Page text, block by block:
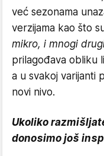
već sezonama
verzijama kao što
mikro, i mnogi
prilagođava obliku
a u svakoj varijanti
novi nivo.
Ukoliko
donosimo još